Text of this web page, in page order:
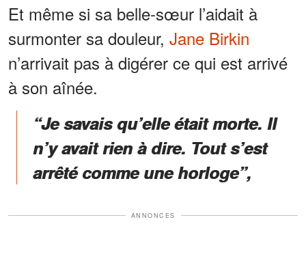
Et même si sa belle-sœur l’aidait à
surmonter sa douleur, Jane Birkin
n’arrivait pas à digérer ce qui est arrivé
à son aînée.
“Je savais qu’elle était morte. Il
n’y avait rien à dire. Tout s’est
arrêté comme une horloge”,
ANNONCES